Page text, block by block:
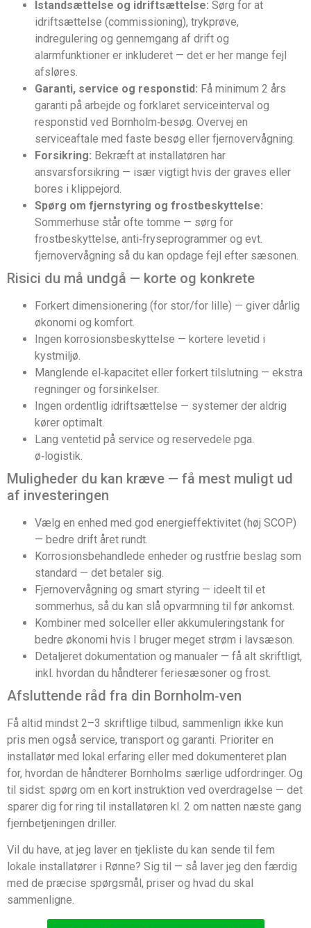
Istandsættelse og idriftsættelse: Sørg for at
idriftsættelse (commissioning), trykprøve,
indregulering og gennemgang af drift og
alarmfunktioner er inkluderet — det er her mange fejl
afsløres.
Garanti, service og responstid: Få minimum 2 års
garanti på arbejde og forklaret serviceinterval og
responstid ved Bornholm‑besøg. Overvej en
serviceaftale med faste besøg eller fjernovervågning.
Forsikring: Bekræft at installatøren har
ansvarsforsikring — især vigtigt hvis der graves eller
bores i klippejord.
Spørg om fjernstyring og frostbeskyttelse:
Sommerhuse står ofte tomme — sørg for
frostbeskyttelse, anti‑fryseprogrammer og evt.
fjernovervågning så du kan opdage fejl efter sæsonen.
Risici du må undgå — korte og konkrete
Forkert dimensionering (for stor/for lille) — giver dårlig
økonomi og komfort.
Ingen korrosionsbeskyttelse — kortere levetid i
kystmiljø.
Manglende el‑kapacitet eller forkert tilslutning — ekstra
regninger og forsinkelser.
Ingen ordentlig idriftsættelse — systemer der aldrig
kører optimalt.
Lang ventetid på service og reservedele pga.
ø‑logistik.
Muligheder du kan kræve — få mest muligt ud
af investeringen
Vælg en enhed med god energieffektivitet (høj SCOP)
— bedre drift året rundt.
Korrosionsbehandlede enheder og rustfrie beslag som
standard — det betaler sig.
Fjernovervågning og smart styring — ideelt til et
sommerhus, så du kan slå opvarmning til før ankomst.
Kombiner med solceller eller akkumuleringstank for
bedre økonomi hvis I bruger meget strøm i lavsæson.
Detaljeret dokumentation og manualer — få alt skriftligt,
inkl. hvordan du håndterer feriesæsoner og frost.
Afsluttende råd fra din Bornholm‑ven
Få altid mindst 2–3 skriftlige tilbud, sammenlign ikke kun
pris men også service, transport og garanti. Prioriter en
installatør med lokal erfaring eller med dokumenteret plan
for, hvordan de håndterer Bornholms særlige udfordringer. Og
til sidst: spørg om en kort instruktion ved overdragelse — det
sparer dig for ring til installatøren kl. 2 om natten næste gang
fjernbetjeningen driller.
Vil du have, at jeg laver en tjekliste du kan sende til fem
lokale installatører i Rønne? Sig til — så laver jeg den færdig
med de præcise spørgsmål, priser og hvad du skal
sammenligne.